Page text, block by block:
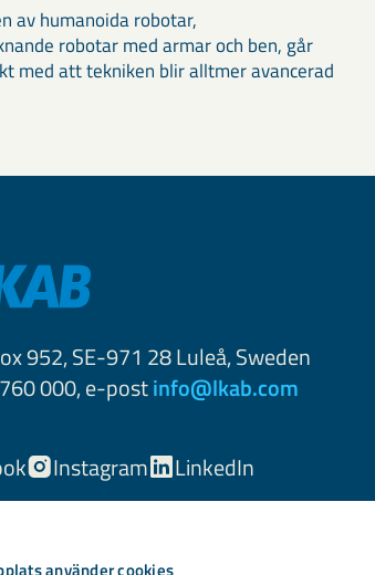
använder cookies
av humanoida robotar,
robotar med armar och ben, går
med att tekniken blir alltmer avancerad
952, SE-971 28 Luleå, Sweden
000, e-postinfo@lkab.com
Instagram LinkedIn